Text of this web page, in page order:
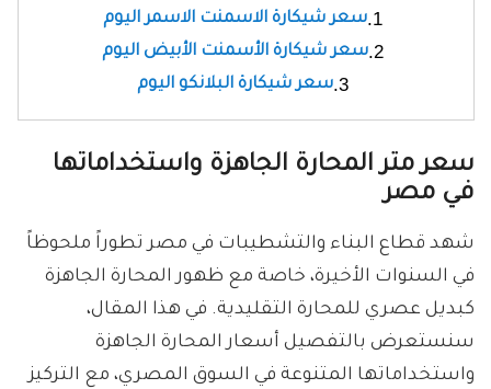
سعر شيكارة الاسمنت الاسمر اليوم
سعر شيكارة الأسمنت الأبيض اليوم
سعر شيكارة البلانكو اليوم
سعر متر المحارة الجاهزة واستخداماتها
في مصر
شهد قطاع البناء والتشطيبات في مصر تطوراً ملحوظاً
في السنوات الأخيرة، خاصة مع ظهور المحارة الجاهزة
كبديل عصري للمحارة التقليدية. في هذا المقال،
سنستعرض بالتفصيل أسعار المحارة الجاهزة
واستخداماتها المتنوعة في السوق المصري، مع التركيز